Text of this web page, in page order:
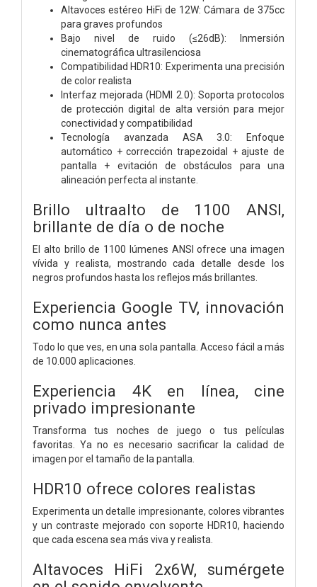
Altavoces estéreo HiFi de 12W: Cámara de 375cc
para graves profundos
Bajo nivel de ruido (≤26dB): Inmersión
cinematográfica ultrasilenciosa
Compatibilidad HDR10: Experimenta una precisión
de color realista
Interfaz mejorada (HDMI 2.0): Soporta protocolos
de protección digital de alta versión para mejor
conectividad y compatibilidad
Tecnología avanzada ASA 3.0: Enfoque
automático + corrección trapezoidal + ajuste de
pantalla + evitación de obstáculos para una
alineación perfecta al instante.
Brillo ultraalto de 1100 ANSI,
brillante de día o de noche
El alto brillo de 1100 lúmenes ANSI ofrece una imagen
vívida y realista, mostrando cada detalle desde los
negros profundos hasta los reflejos más brillantes.
Experiencia Google TV, innovación
como nunca antes
Todo lo que ves, en una sola pantalla. Acceso fácil a más
de 10.000 aplicaciones.
Experiencia 4K en línea, cine
privado impresionante
Transforma tus noches de juego o tus películas
favoritas. Ya no es necesario sacrificar la calidad de
imagen por el tamaño de la pantalla.
HDR10 ofrece colores realistas
Experimenta un detalle impresionante, colores vibrantes
y un contraste mejorado con soporte HDR10, haciendo
que cada escena sea más viva y realista.
Altavoces HiFi 2x6W, sumérgete